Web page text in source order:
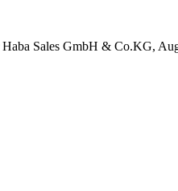
Haba Sales GmbH & Co.KG,